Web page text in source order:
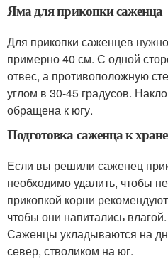
Яма для прикопки саженца
Для прикопки саженцев
примерно 40 см. С одной
отвес, а противоположную
углом в 30-45 градусов.
обращена к югу.
Подготовка саженца к
Если вы решили саженец
необходимо удалить, чтобы
прикопкой корни
чтобы они напитались влагой.
Саженцы укладываются на
север, стволиком на юг.